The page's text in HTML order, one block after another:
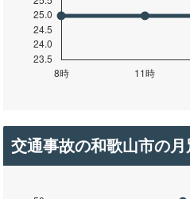
交通事故の和歌山市の